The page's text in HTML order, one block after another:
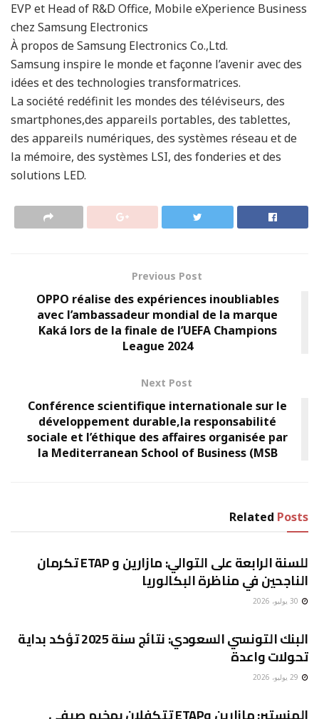
EVP et Head of R&D Office, Mobile eXperience Business
chez Samsung Electronics
À propos de Samsung Electronics Co.,Ltd.
Samsung inspire le monde et façonne l’avenir avec des
idées et des technologies transformatrices.
La société redéfinit les mondes des téléviseurs, des
smartphones,des appareils portables, des tablettes,
des appareils numériques, des systèmes réseau et de
la mémoire, des systèmes LSI, des fonderies et des
solutions LED.
Previous Post
OPPO réalise des expériences inoubliables
avec l’ambassadeur mondial de la marque
Kaká lors de la finale de l’UEFA Champions
League 2024
Next Post
Conférence scientifique internationale sur le
développement durable,la responsabilité
sociale et l’éthique des affaires organisée par
la Mediterranean School of Business (MSB
Related Posts
للسنة الرابعة على التوالي: مازارين و ETAP تكرمان
الناجحين في مناظرة البكالوريا
البنك التونسي السعودي: نتائج سنة 2025 تؤكد بداية
تحولات واعدة